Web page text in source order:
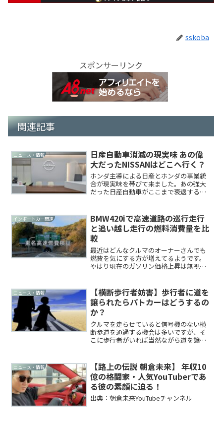
sskoba
スポンサーリンク
関連記事
ニュース・情報
日産自動車消滅の現実味 あの偉
大だったNISSANはどこへ行く？
ホンダ主導による日産とホンダの事業統
合が現実味を帯びて来ました。あの強大
だった日産自動車がここまで衰退するな
しかったですが、今回はもっと悲しく厳
しい話しですね。関連...
インポートカー関連
BMW420iで高速道路の巡行走行
と追い越し走行の燃料消費量を比
較
最近はどんなクルマのオーナーさんでも
燃費を気にする方が増えてるようです。
やはり現在のガソリン価格上昇は無視で
て燃費がどう変化するのか検証してみま
した。燃費の違いや変化に...
ニュース・情報
【横断歩行者妨害】歩行者に道を
譲られたらパトカーはどうするの
か？
クルマを走らせていると信号機のない横
断歩道を通過する機会は多いですが、そ
こに歩行者がいれば当然ながら道を譲り
んらかの事情があって歩行者から譲られ
ることも多いです。誰もが...
ニュース・情報
【路上の伝説 朝倉未来】 年収10
億の格闘家・人気YouTuberであ
る彼の素顔に迫る！
出典：朝倉未来YouTubeチャンネル